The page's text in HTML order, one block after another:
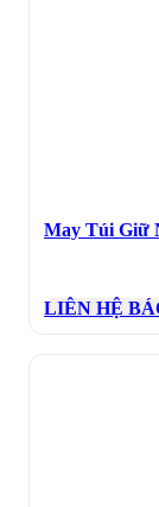
May Túi Giữ
LIÊN HỆ